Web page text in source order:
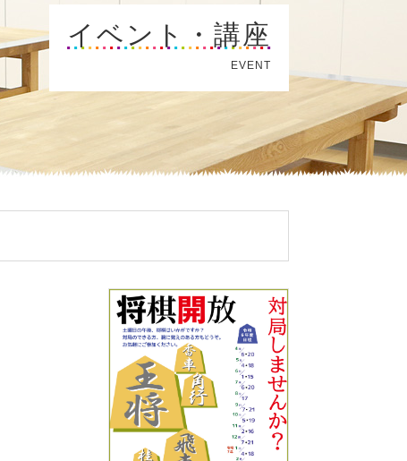
イベント・講座
EVENT